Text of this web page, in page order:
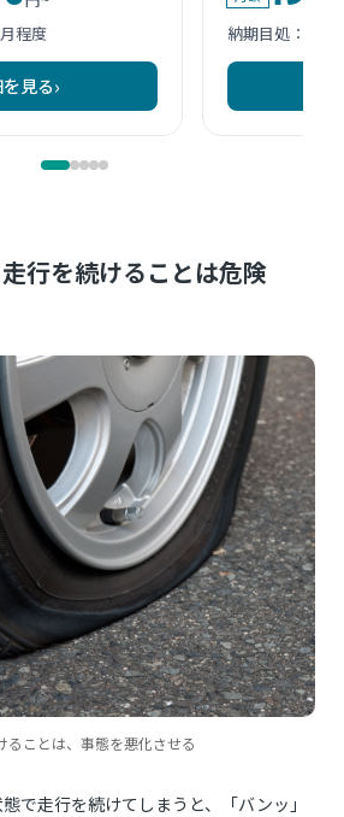
行を続けることは危険
ることは、事態を悪化させる
で走行を続けてしまうと、「バンッ」